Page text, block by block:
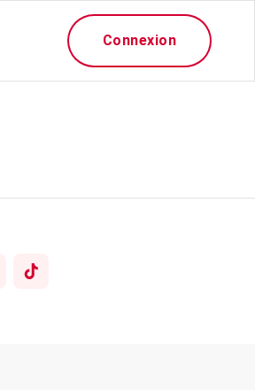
Connexion